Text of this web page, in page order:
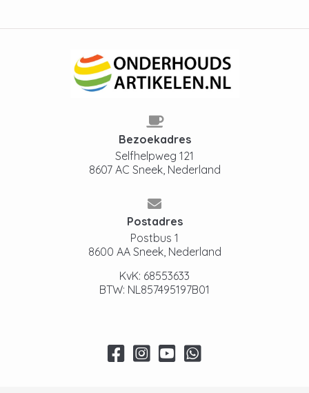
Bezoekadres
Selfhelpweg 121
8607 AC Sneek, Nederland
Postadres
Postbus 1
8600 AA Sneek, Nederland
KvK: 68553633
BTW: NL857495197B01